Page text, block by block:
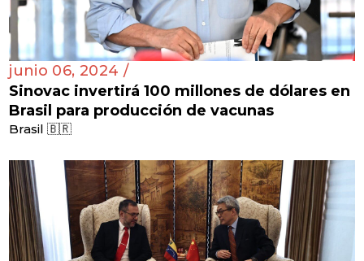
junio 06, 2024 /
Sinovac invertirá 100 millones de dólares en
Brasil para producción de vacunas
Brasil 🇧🇷